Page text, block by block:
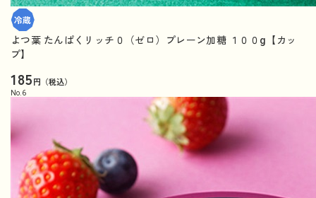
よつ葉 たんぱくリッチ０（ゼロ）プレーン加糖 １００g【カッ
プ】
185円（税込）
No. 6